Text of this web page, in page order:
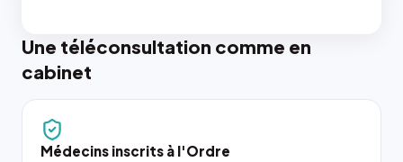
Une téléconsultation comme en
cabinet
Médecins inscrits à l'Ordre